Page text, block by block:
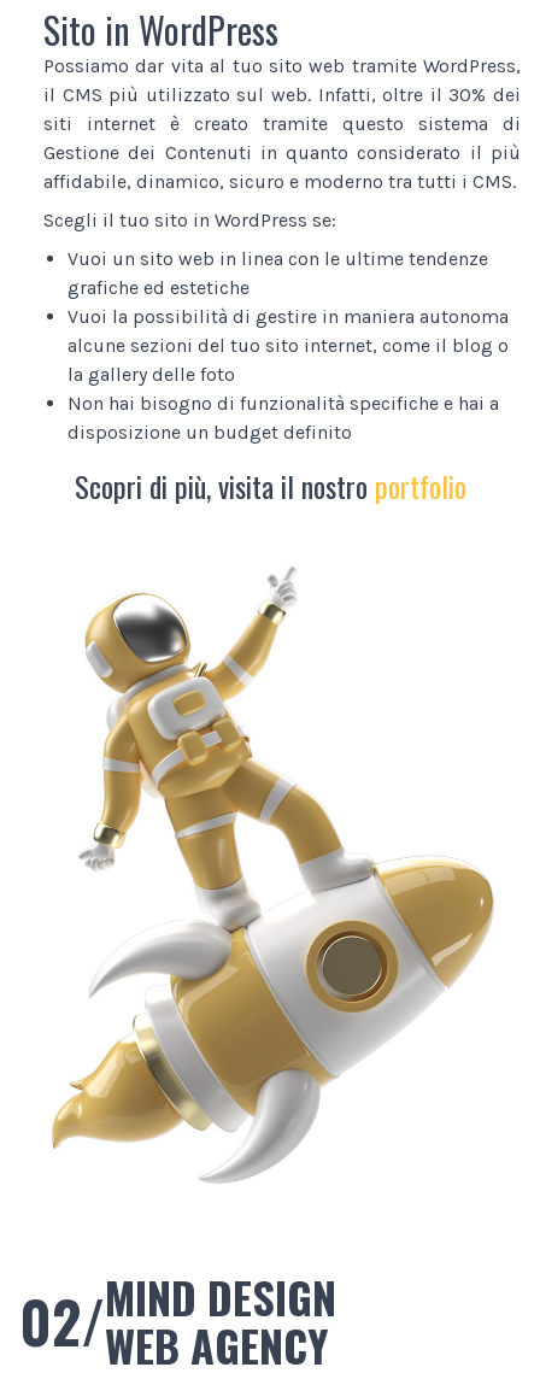
Sito in WordPress
Possiamo dar vita al tuo sito web tramite WordPress,
il CMS più utilizzato sul web. Infatti, oltre il 30% dei
siti internet è creato tramite questo sistema di
Gestione dei Contenuti in quanto considerato il più
affidabile, dinamico, sicuro e moderno tra tutti i CMS.
Scegli il tuo sito in WordPress se:
Vuoi un sito web in linea con le ultime tendenze
grafiche ed estetiche
Vuoi la possibilità di gestire in maniera autonoma
alcune sezioni del tuo sito internet, come il blog o
la gallery delle foto
Non hai bisogno di funzionalità specifiche e hai a
disposizione un budget definito
Scopri di più, visita il nostro portfolio
02/MIND DESIGN
WEB AGENCY